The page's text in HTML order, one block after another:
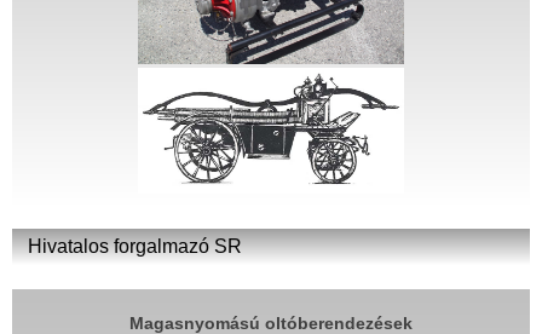
Hivatalos forgalmazó SR
Magasnyomású oltóberendezések